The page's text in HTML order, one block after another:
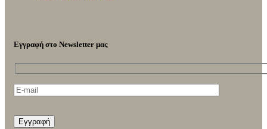
Εγγραφή στο Newsletter μας